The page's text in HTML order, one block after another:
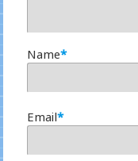
Name*
Email*